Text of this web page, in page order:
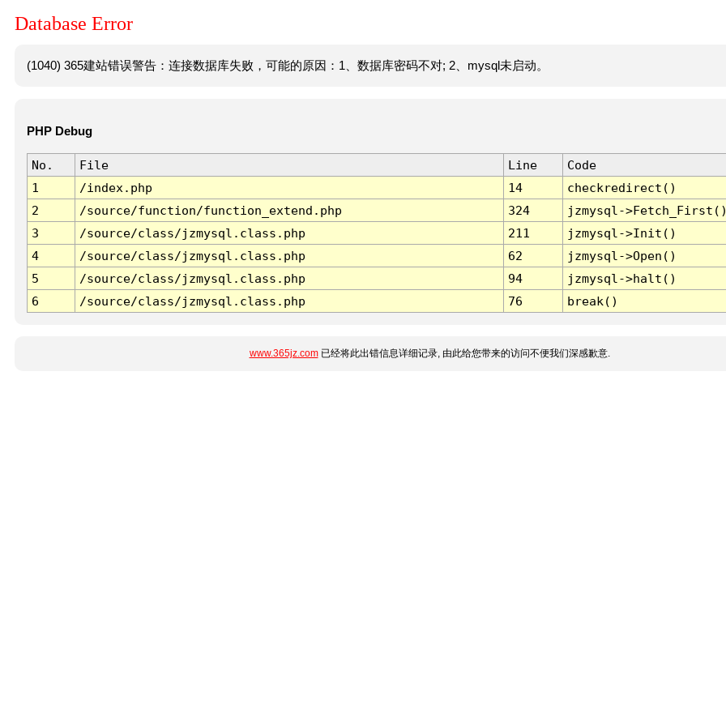
Database Error
(1040) 365建站错误警告：连接数据库失败，可能的原因：1、数据库密码不对; 2、mysql未启动。
PHP Debug
No. File Line
Code
1
/index.php 14
checkredirect()
2
/source/function/function_extend.php 324
jzmysql-
3
/source/class/jzmysql.class.php 211
jzmysql->Init()
4
/source/class/jzmysql.class.php 62
jzmysql->Open()
5
/source/class/jzmysql.class.php 94
jzmysql->halt()
6
/source/class/jzmysql.class.php 76 break()
www.365jz.com已经将此出错信息详细记录, 由此给您带来的访问不便我们深感歉意.